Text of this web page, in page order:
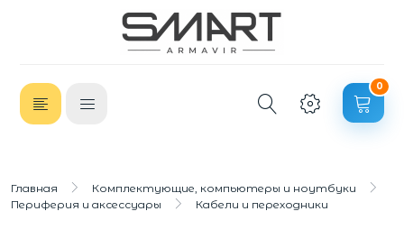
0
Главная
Комплектующие, компьютеры и ноутбуки
Периферия и аксессуары
Кабели и переходники